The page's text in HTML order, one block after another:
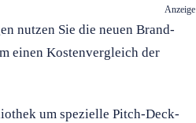
Anzeige
nutzen Sie die neuen Brand-
einen Kostenvergleich der
um spezielle Pitch-Deck-